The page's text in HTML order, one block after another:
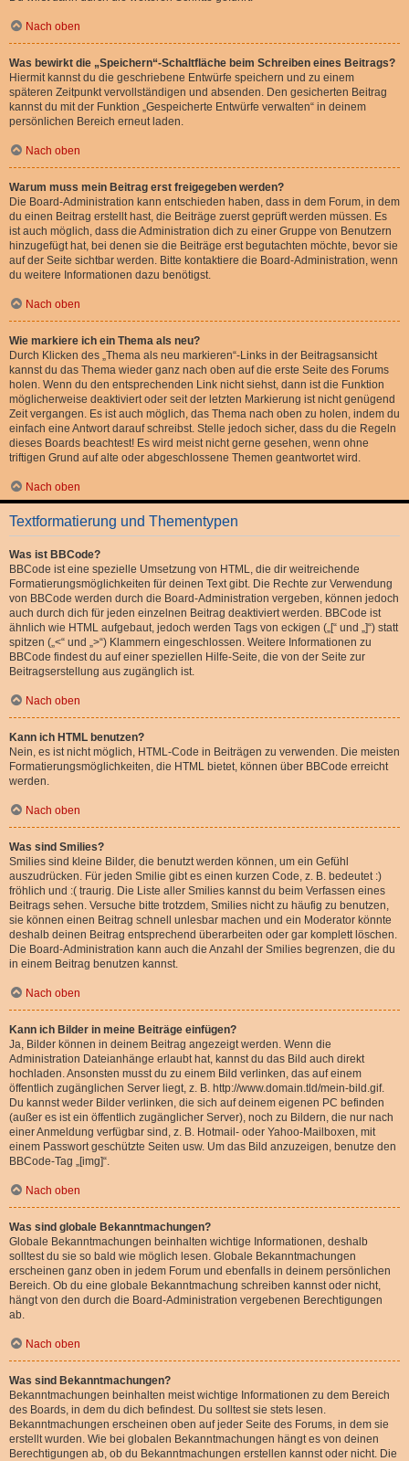
Nach oben
Was bewirkt die „Speichern“-Schaltfläche beim Schreiben eines Beitrags?
Hiermit kannst du die geschriebene Entwürfe speichern und zu einem
späteren Zeitpunkt vervollständigen und absenden. Den gesicherten Beitrag
kannst du mit der Funktion „Gespeicherte Entwürfe verwalten“ in deinem
persönlichen Bereich erneut laden.
Nach oben
Warum muss mein Beitrag erst freigegeben werden?
Die Board-Administration kann entschieden haben, dass in dem Forum, in dem
du einen Beitrag erstellt hast, die Beiträge zuerst geprüft werden müssen. Es
ist auch möglich, dass die Administration dich zu einer Gruppe von Benutzern
hinzugefügt hat, bei denen sie die Beiträge erst begutachten möchte, bevor sie
auf der Seite sichtbar werden. Bitte kontaktiere die Board-Administration, wenn
du weitere Informationen dazu benötigst.
Nach oben
Wie markiere ich ein Thema als neu?
Durch Klicken des „Thema als neu markieren“-Links in der Beitragsansicht
kannst du das Thema wieder ganz nach oben auf die erste Seite des Forums
holen. Wenn du den entsprechenden Link nicht siehst, dann ist die Funktion
möglicherweise deaktiviert oder seit der letzten Markierung ist nicht genügend
Zeit vergangen. Es ist auch möglich, das Thema nach oben zu holen, indem du
einfach eine Antwort darauf schreibst. Stelle jedoch sicher, dass du die Regeln
dieses Boards beachtest! Es wird meist nicht gerne gesehen, wenn ohne
triftigen Grund auf alte oder abgeschlossene Themen geantwortet wird.
Nach oben
Textformatierung und Thementypen
Was ist BBCode?
BBCode ist eine spezielle Umsetzung von HTML, die dir weitreichende
Formatierungsmöglichkeiten für deinen Text gibt. Die Rechte zur Verwendung
von BBCode werden durch die Board-Administration vergeben, können jedoch
auch durch dich für jeden einzelnen Beitrag deaktiviert werden. BBCode ist
ähnlich wie HTML aufgebaut, jedoch werden Tags von eckigen („[“ und „]“) statt
spitzen („<“ und „>“) Klammern eingeschlossen. Weitere Informationen zu
BBCode findest du auf einer speziellen Hilfe-Seite, die von der Seite zur
Beitragserstellung aus zugänglich ist.
Nach oben
Kann ich HTML benutzen?
Nein, es ist nicht möglich, HTML-Code in Beiträgen zu verwenden. Die meisten
Formatierungsmöglichkeiten, die HTML bietet, können über BBCode erreicht
werden.
Nach oben
Was sind Smilies?
Smilies sind kleine Bilder, die benutzt werden können, um ein Gefühl
auszudrücken. Für jeden Smilie gibt es einen kurzen Code, z. B. bedeutet :)
fröhlich und :( traurig. Die Liste aller Smilies kannst du beim Verfassen eines
Beitrags sehen. Versuche bitte trotzdem, Smilies nicht zu häufig zu benutzen,
sie können einen Beitrag schnell unlesbar machen und ein Moderator könnte
deshalb deinen Beitrag entsprechend überarbeiten oder gar komplett löschen.
Die Board-Administration kann auch die Anzahl der Smilies begrenzen, die du
in einem Beitrag benutzen kannst.
Nach oben
Kann ich Bilder in meine Beiträge einfügen?
Ja, Bilder können in deinem Beitrag angezeigt werden. Wenn die
Administration Dateianhänge erlaubt hat, kannst du das Bild auch direkt
hochladen. Ansonsten musst du zu einem Bild verlinken, das auf einem
öffentlich zugänglichen Server liegt, z. B. http://www.domain.tld/mein-bild.gif.
Du kannst weder Bilder verlinken, die sich auf deinem eigenen PC befinden
(außer es ist ein öffentlich zugänglicher Server), noch zu Bildern, die nur nach
einer Anmeldung verfügbar sind, z. B. Hotmail- oder Yahoo-Mailboxen, mit
einem Passwort geschützte Seiten usw. Um das Bild anzuzeigen, benutze den
BBCode-Tag „[img]“.
Nach oben
Was sind globale Bekanntmachungen?
Globale Bekanntmachungen beinhalten wichtige Informationen, deshalb
solltest du sie so bald wie möglich lesen. Globale Bekanntmachungen
erscheinen ganz oben in jedem Forum und ebenfalls in deinem persönlichen
Bereich. Ob du eine globale Bekanntmachung schreiben kannst oder nicht,
hängt von den durch die Board-Administration vergebenen Berechtigungen
ab.
Nach oben
Was sind Bekanntmachungen?
Bekanntmachungen beinhalten meist wichtige Informationen zu dem Bereich
des Boards, in dem du dich befindest. Du solltest sie stets lesen.
Bekanntmachungen erscheinen oben auf jeder Seite des Forums, in dem sie
erstellt wurden. Wie bei globalen Bekanntmachungen hängt es von deinen
Berechtigungen ab, ob du Bekanntmachungen erstellen kannst oder nicht. Die